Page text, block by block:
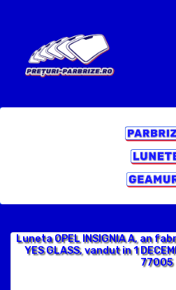
Luneta OPEL INSIGNIA A, an
YES GLASS, vandut in 1
77005